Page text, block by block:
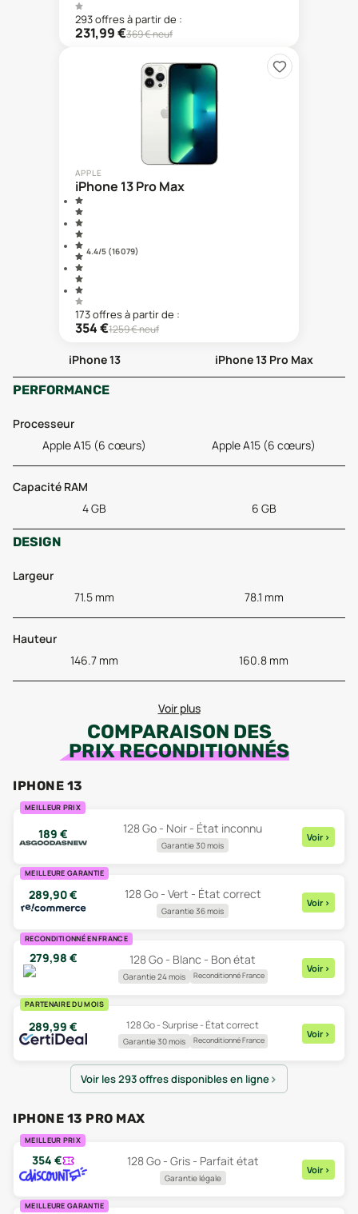
293offresà partir de :
231,99€369€ neuf
APPLE
iPhone 13 Pro Max
4.4/5 (16 079)
173offresà partir de :
354€1259€ neuf
iPhone 13
iPhone 13 Pro Max
PERFORMANCE
Processeur
Apple A15 (6 cœurs)
Apple A15 (6 cœurs)
Capacité RAM
4 GB
6 GB
DESIGN
Largeur
71.5 mm
78.1 mm
Hauteur
146.7 mm
160.8 mm
Voir plus
COMPARAISON DES
PRIX RECONDITIONNÉS
IPHONE 13
MEILLEUR PRIX
189 € 128 Go - Noir - État inconnu
Garantie 30 mois
Voir >
MEILLEURE GARANTIE
289,90€ 128 Go - Vert - État correct
Garantie 36 mois
Voir >
RECONDITIONNÉ EN FRANCE
279,98 € 128 Go - Blanc - Bon état
Garantie 24 mois Reconditionné France
Voir >
PARTENAIRE DU MOIS
289,99 € 128 Go - Surprise - État correct
Garantie 30 mois Reconditionné France
Voir >
Voir les 293 offres disponibles en ligne
IPHONE 13 PRO MAX
MEILLEUR PRIX
354 € 128 Go - Gris - Parfait état
Garantie légale
Voir >
MEILLEURE GARANTIE